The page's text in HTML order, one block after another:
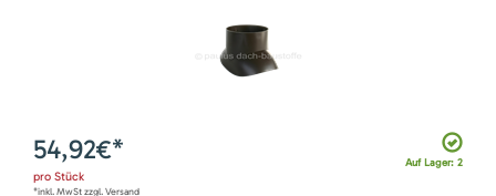
Auf Lager: 2
54,92€*
pro Stück
*inkl. MwSt zzgl. Versand